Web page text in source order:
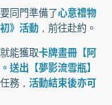
同門準備了心意禮物
》活動，前往赴約。
能獲取卡牌畫冊【阿
出【夢影流雪瓶】
務， 活動結束後亦可